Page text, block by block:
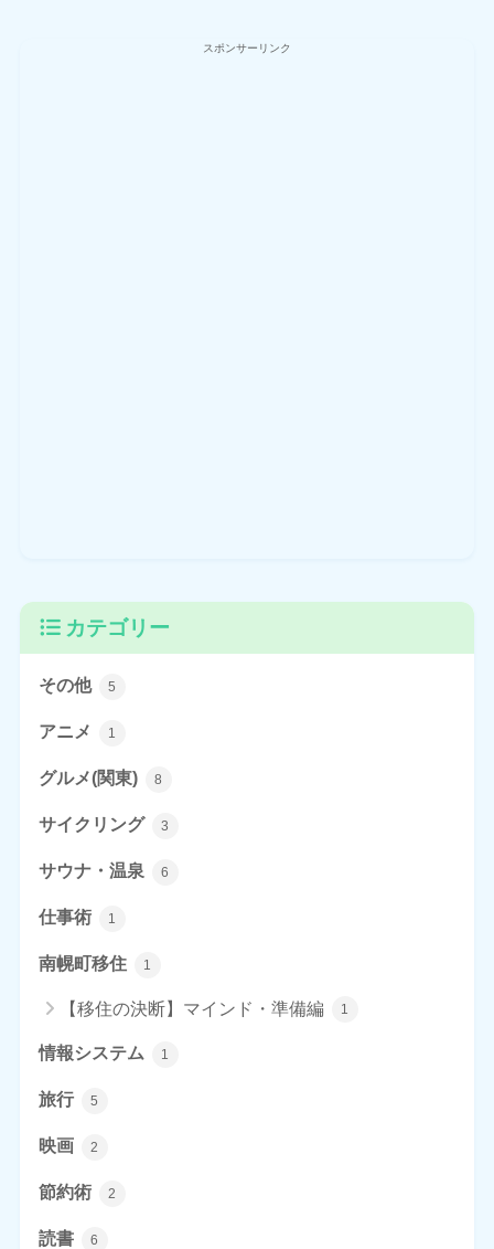
スポンサーリンク
カテゴリー
その他 5
アニメ 1
グルメ(関東) 8
サイクリング 3
サウナ・温泉 6
仕事術 1
南幌町移住 1
【移住の決断】マインド・準備編 1
情報システム 1
旅行 5
映画 2
節約術 2
読書 6